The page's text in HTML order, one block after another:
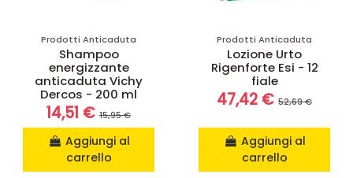
Prodotti Anticaduta
Shampoo
energizzante
anticaduta Vichy
Dercos - 200 ml
14,51 € 15,95 €
Aggiungi al
carrello
Prodotti Anticaduta
Lozione Urto
Rigenforte Esi - 12
fiale
47,42 € 52,69 €
Aggiungi al
carrello